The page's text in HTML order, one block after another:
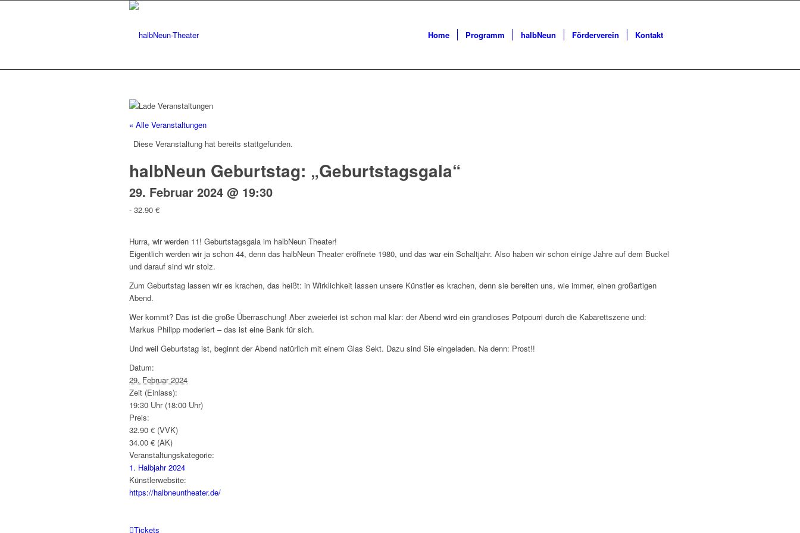
Home Programm halbNeun Förderverein Kontakt
« Alle Veranstaltungen
Diese Veranstaltung hat bereits stattgefunden.
halbNeun Geburtstag: „Geburtstagsgala“
29. Februar 2024 @ 19:30
- 32.90 €
Hurra, wir werden 11! Geburtstagsgala im halbNeun Theater!
Eigentlich werden wir ja schon 44, denn das halbNeun Theater eröffnete 1980, und das war ein Schaltjahr. Also haben wir schon einige Jahre auf dem Buckel
und darauf sind wir stolz.
Zum Geburtstag lassen wir es krachen, das heißt: in Wirklichkeit lassen unsere Künstler es krachen, denn sie bereiten uns, wie immer, einen großartigen
Abend.
Wer kommt? Das ist die große Überraschung! Aber zweierlei ist schon mal klar: der Abend wird ein grandioses Potpourri durch die Kabarettszene und:
Markus Philipp moderiert – das ist eine Bank für sich.
Und weil Geburtstag ist, beginnt der Abend natürlich mit einem Glas Sekt. Dazu sind Sie eingeladen. Na denn: Prost!!
Datum:
29. Februar 2024
Zeit (Einlass):
19:30 Uhr (18:00 Uhr)
Preis:
32.90 € (VVK)
34.00 € (AK)
Veranstaltungskategorie:
1. Halbjahr 2024
Künstlerwebsite:
https://halbneuntheater.de/
Tickets